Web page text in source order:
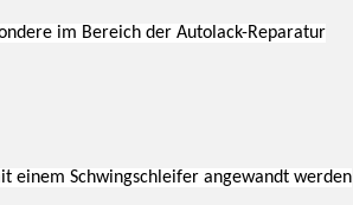
im Bereich der Autolack-Reparatur
einem Schwingschleifer angewandt werden